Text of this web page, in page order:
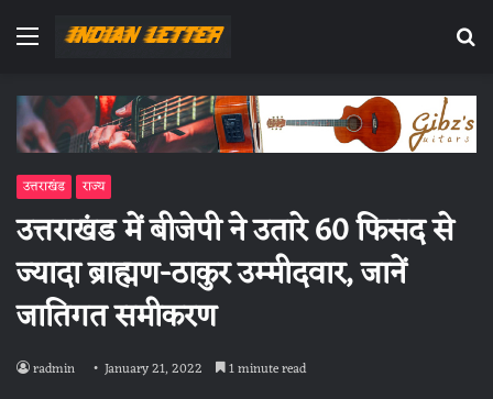
Menu
उत्तराखंड राज्य
उत्तराखंड में बीजेपी ने उतारे 60 फिसद से
ज्यादा ब्राह्मण-ठाकुर उम्मीदवार, जानें
जातिगत समीकरण
radmin January 21, 2022 1 minute read